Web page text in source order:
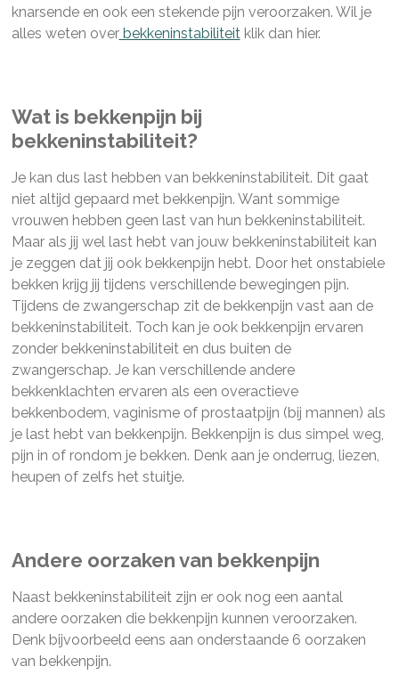
knarsende en ook een stekende pijn veroorzaken. Wil je
alles weten overbekkeninstabiliteitklik dan hier.
Wat is bekkenpijn bij
bekkeninstabiliteit?
Je kan dus last hebben van bekkeninstabiliteit. Dit gaat
niet altijd gepaard met bekkenpijn. Want sommige
vrouwen hebben geen last van hun bekkeninstabiliteit.
Maar als jij wel last hebt van jouw bekkeninstabiliteit kan
je zeggen dat jij ook bekkenpijn hebt. Door het onstabiele
bekken krijg jij tijdens verschillende bewegingen pijn.
Tijdens de zwangerschap zit de bekkenpijn vast aan de
bekkeninstabiliteit. Toch kan je ook bekkenpijn ervaren
zonder bekkeninstabiliteit en dus buiten de
zwangerschap. Je kan verschillende andere
bekkenklachten ervaren als een overactieve
bekkenbodem, vaginisme of prostaatpijn (bij mannen) als
je last hebt van bekkenpijn. Bekkenpijn is dus simpel weg,
pijn in of rondom je bekken. Denk aan je onderrug, liezen,
heupen of zelfs het stuitje.
Andere oorzaken van bekkenpijn
Naast bekkeninstabiliteit zijn er ook nog een aantal
andere oorzaken die bekkenpijn kunnen veroorzaken.
Denk bijvoorbeeld eens aan onderstaande 6 oorzaken
van bekkenpijn.